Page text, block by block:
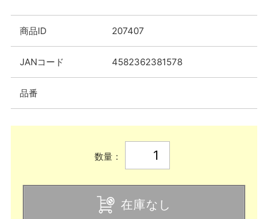
商品ID 207407
JANコード 4582362381578
品番
数量：
在庫なし